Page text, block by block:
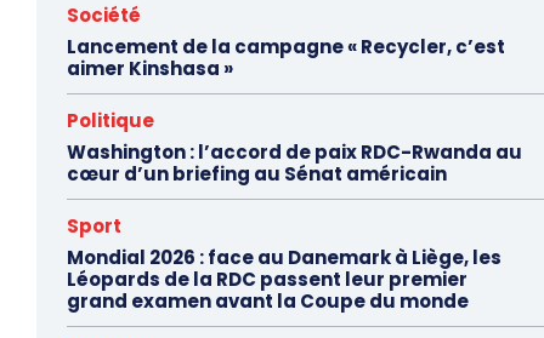
Société
Lancement de la campagne « Recycler, c’est
aimer Kinshasa »
Politique
Washington : l’accord de paix RDC-Rwanda au
cœur d’un briefing au Sénat américain
Sport
Mondial 2026 : face au Danemark à Liège, les
Léopards de la RDC passent leur premier
grand examen avant la Coupe du monde